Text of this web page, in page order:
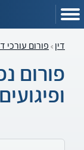
דין פורום עורכי
פורום
ופיגועים